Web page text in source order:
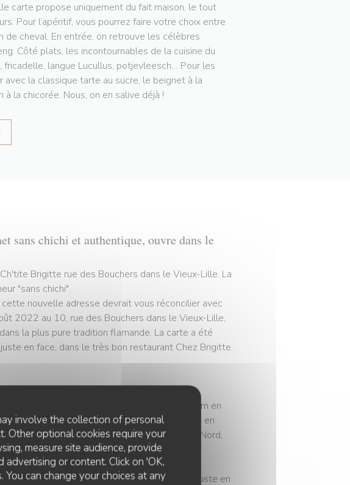
involve the collection of personal
Other optional cookies require your
measure site audience, provide
or content. Click on 'OK,
can change your choices at any
carte propose uniquement du fait maison, le tout
Pour l’apéritif, vous pourrez faire votre choix entre
cheval. En entrée, on retrouve les célèbres
Côté plats, les incontournables de la cuisine du
fricadelle, langue Lucullus, potjevleesch… Pour les
la classique tarte au sucre, le beignet à la
la chicorée. Nous, on en salive déjà !
((OPENS IN A NEW WINDOW))
chichi et authentique, ouvre dans le
Brigitte rue des Bouchers dans le Vieux-Lille. La
"sans chichi".
nouvelle adresse devrait vous réconcilier avec
2022 au 10, rue des Bouchers dans le Vieux-Lille,
la plus pure tradition flamande. La carte a été
en face, dans le très bon restaurant Chez Brigitte.
sert une cuisine raffinée Chez Brigitte, un nom en
Mais Clément Richevaux avait toujours en
estaminet pour y servir des plats typiques du Nord,
avec la fermeture du restaurant L’Arc, situé juste en